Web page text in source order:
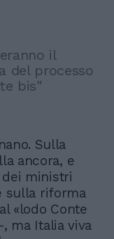
il
del processo
bis"
Sulla
ancora, e
dei ministri
sulla riforma
«lodo Conte
ma Italia viva